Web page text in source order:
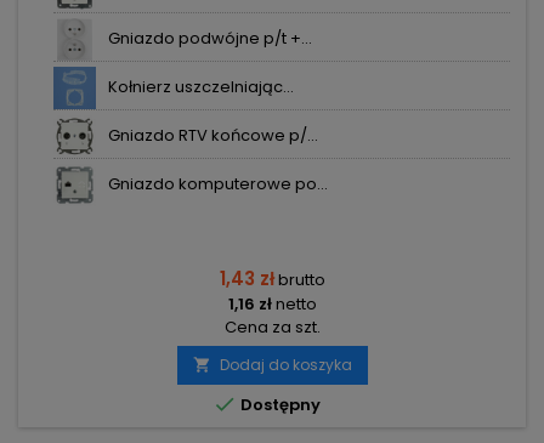
Gniazdo podwójne p/t +...
Kołnierz uszczelniając...
Gniazdo RTV końcowe p/...
Gniazdo komputerowe po...
1,43 złbrutto
1,16 złnetto
Cena za szt.
 Dodaj do koszyka
 Dostępny